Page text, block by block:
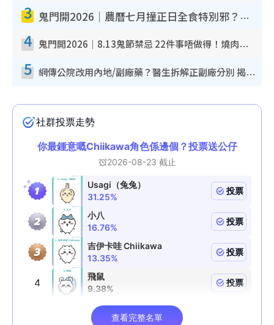
3 鬼門開2026｜農曆七月撞正日全食特別邪？專家警告切忌做一事！揭4大禁忌+2招保平安
4 鬼門開2026｜8.13鬼節禁忌 22件事唔做得！燒肉、刺身要少食？半夜勿吹口哨/打呢個電話
5 網傳公院改用內地/副廠藥？醫生拆解正副廠分別 揭4類人換藥隨時出事